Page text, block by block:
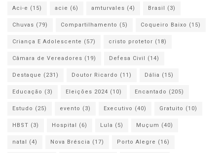
Aci-e (15) acie (6) amturvales (4) Brasil (3)
Chuvas (79) Compartilhamento (5) Coqueiro Baixo (15)
Criança E Adolescente (57) cristo protetor (18)
Câmara de Vereadores (19) Defesa Civil (14)
Destaque (231) Doutor Ricardo (11) Dália (15)
Educação (3) Eleições 2024 (10) Encantado (205)
Estudo (25) evento (3) Executivo (40) Gratuito (10)
HBST (3) Hospital (6) Lula (5) Muçum (40)
natal (4) Nova Bréscia (17) Porto Alegre (16)